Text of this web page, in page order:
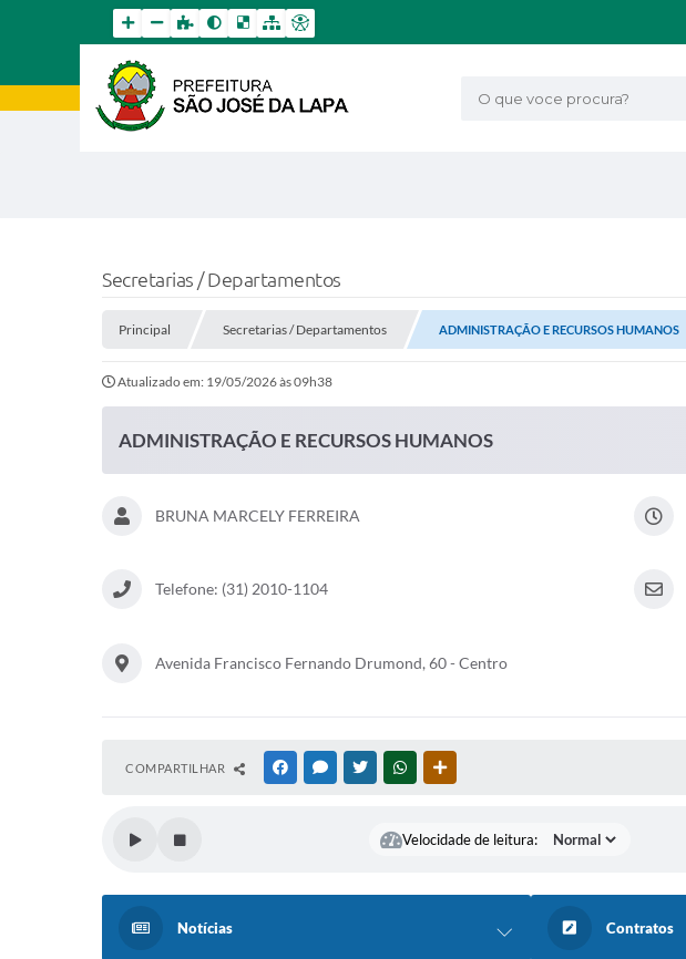
O que voce procura?
Secretarias / Departamentos
Principal Secretarias / Departamentos ADMINISTRAÇÃO E RECURSOS HUMANOS
Atualizado em: 19/05/2026 às 09h38
ADMINISTRAÇÃO E RECURSOS HUMANOS
BRUNA MARCELY FERREIRA
Telefone: (31) 2010-1104
Avenida Francisco Fernando Drumond, 60 - Centro
COMPARTILHAR FACEBOOKMESSENGER
TWITTERWHATSAPP
Velocidade de leitura:
Notícias Contratos